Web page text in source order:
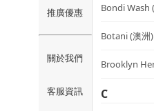
推廣優惠
關於我們
客服資訊
Bondi Wash
Botani (澳洲)
Brooklyn
C